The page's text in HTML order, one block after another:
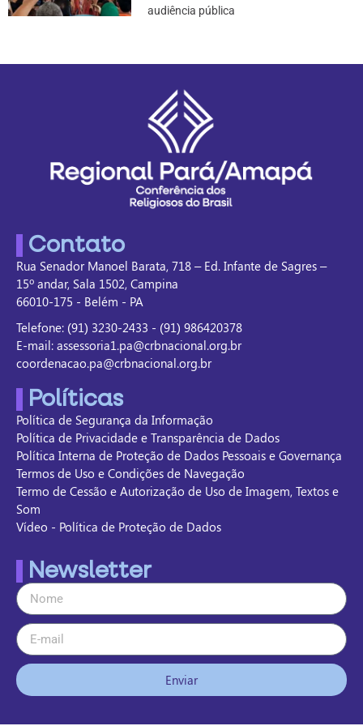
audiência pública
Contato
Rua Senador Manoel Barata, 718 – Ed. Infante de Sagres –
15º andar, Sala 1502, Campina
66010-175 - Belém - PA
Telefone: (91) 3230-2433 - (91) 986420378
E-mail: assessoria1.pa@crbnacional.org.br
coordenacao.pa@crbnacional.org.br
Políticas
Política de Segurança da Informação
Política de Privacidade e Transparência de Dados
Política Interna de Proteção de Dados Pessoais e Governança
Termos de Uso e Condições de Navegação
Termo de Cessão e Autorização de Uso de Imagem, Textos e
Som
Vídeo - Política de Proteção de Dados
Newsletter
Enviar